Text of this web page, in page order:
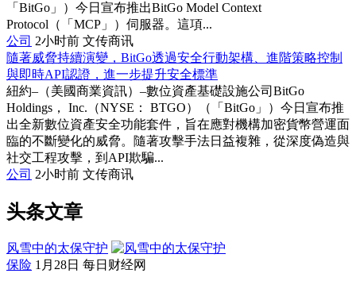
「BitGo」）今日宣布推出BitGo Model Context
Protocol（「MCP」）伺服器。這項...
公司 2小时前 文传商讯
隨著威脅持續演變，BitGo透過安全行動架構、進階策略控制
與即時API認證，進一步提升安全標準
紐約–（美國商業資訊）–數位資產基礎設施公司BitGo
Holdings， Inc.（NYSE： BTGO）（「BitGo」）今日宣布推
出全新數位資產安全功能套件，旨在應對機構加密貨幣營運面
臨的不斷變化的威脅。隨著攻擊手法日益複雜，從深度偽造與
社交工程攻擊，到API欺騙...
公司 2小时前 文传商讯
头条文章
风雪中的太保守护
保险 1月28日 每日财经网